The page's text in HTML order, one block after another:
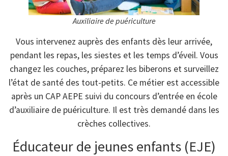
Auxiliaire de puériculture
Vous intervenez auprès des enfants dès leur arrivée,
pendant les repas, les siestes et les temps d’éveil. Vous
changez les couches, préparez les biberons et surveillez
l’état de santé des tout-petits. Ce métier est accessible
après un CAP AEPE suivi du concours d’entrée en école
d’auxiliaire de puériculture. Il est très demandé dans les
crèches collectives.
Éducateur de jeunes enfants (EJE)